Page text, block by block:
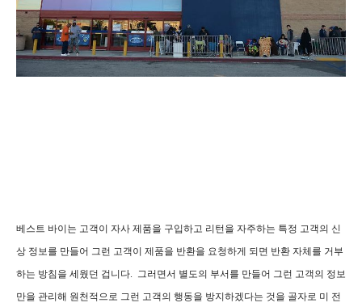
베스트 바이는 고객이 자사 제품을 구입하고 리턴을 자주하는 특정 고객의 신
상 정보를 만들어 그런 고객이 제품을 반환을 요청하게 되면 반환 자체를 거부
하는 방침을 세웠던 겁니다. 그러면서 별도의 부서를 만들어 그런 고객의 정보
만을 관리해 원천적으로 그런 고객의 행동을 방지하겠다는 것을 골자로 미 전